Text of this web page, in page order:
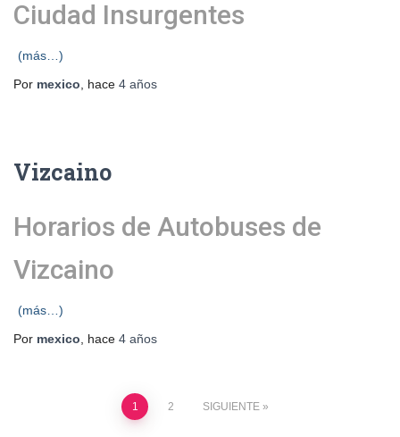
Ciudad Insurgentes
(más…)
Por mexico , hace 4 años
Vizcaino
Horarios de Autobuses de
Vizcaino
(más…)
Por mexico , hace 4 años
Paginación
1 2 SIGUIENTE